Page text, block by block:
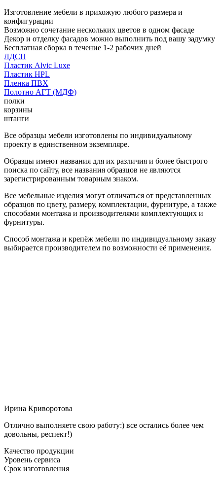
Изготовление мебели в прихожую любого размера и
конфигурации
Возможно сочетание нескольких цветов в одном фасаде
Декор и отделку фасадов можно выполнить под вашу задумку
Бесплатная сборка в течение 1-2 рабочих дней
ЛДСП
Пластик Alvic Luxe
Пластик HPL
Пленка ПВХ
Полотно АГТ (МДФ)
полки
корзины
штанги
Все образцы мебели изготовлены по индивидуальному
проекту в единственном экземпляре.
Образцы имеют названия для их различия и более быстрого
поиска по сайту, все названия образцов не являются
зарегистрированным товарным знаком.
Все мебельные изделия могут отличаться от представленных
образцов по цвету, размеру, комплектации, фурнитуре, а также
способами монтажа и производителями комплектующих и
фурнитуры.
Способ монтажа и крепёж мебели по индивидуальному заказу
выбирается производителем по возможности её применения.
Ирина Криворотова
Отлично выполняете свою работу:) все остались более чем
довольны, респект!)
Качество продукции
Уровень сервиса
Срок изготовления